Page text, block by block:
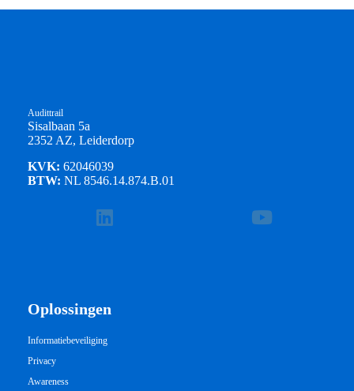
Audittrail
Sisalbaan 5a
2352 AZ, Leiderdorp
KVK: 62046039
BTW: NL 8546.14.874.B.01
Oplossingen
Informatiebeveiliging
Privacy
Awareness